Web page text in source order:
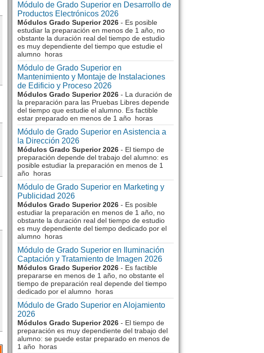
Módulo de Grado Superior en Desarrollo de
Productos Electrónicos 2026
Módulos Grado Superior 2026 - Es posible
estudiar la preparación en menos de 1 año, no
obstante la duración real del tiempo de estudio
es muy dependiente del tiempo que estudie el
alumno horas
Módulo de Grado Superior en
Mantenimiento y Montaje de Instalaciones
de Edificio y Proceso 2026
Módulos Grado Superior 2026 - La duración de
la preparación para las Pruebas Libres depende
del tiempo que estudie el alumno. Es factible
estar preparado en menos de 1 año horas
Módulo de Grado Superior en Asistencia a
la Dirección 2026
Módulos Grado Superior 2026 - El tiempo de
preparación depende del trabajo del alumno: es
posible estudiar la preparación en menos de 1
año horas
Módulo de Grado Superior en Marketing y
Publicidad 2026
Módulos Grado Superior 2026 - Es posible
estudiar la preparación en menos de 1 año, no
obstante la duración real del tiempo de estudio
es muy dependiente del tiempo dedicado por el
alumno horas
Módulo de Grado Superior en Iluminación
Captación y Tratamiento de Imagen 2026
Módulos Grado Superior 2026 - Es factible
prepararse en menos de 1 año, no obstante el
tiempo de preparación real depende del tiempo
dedicado por el alumno horas
Módulo de Grado Superior en Alojamiento
2026
Módulos Grado Superior 2026 - El tiempo de
preparación es muy dependiente del trabajo del
alumno: se puede estar preparado en menos de
1 año horas